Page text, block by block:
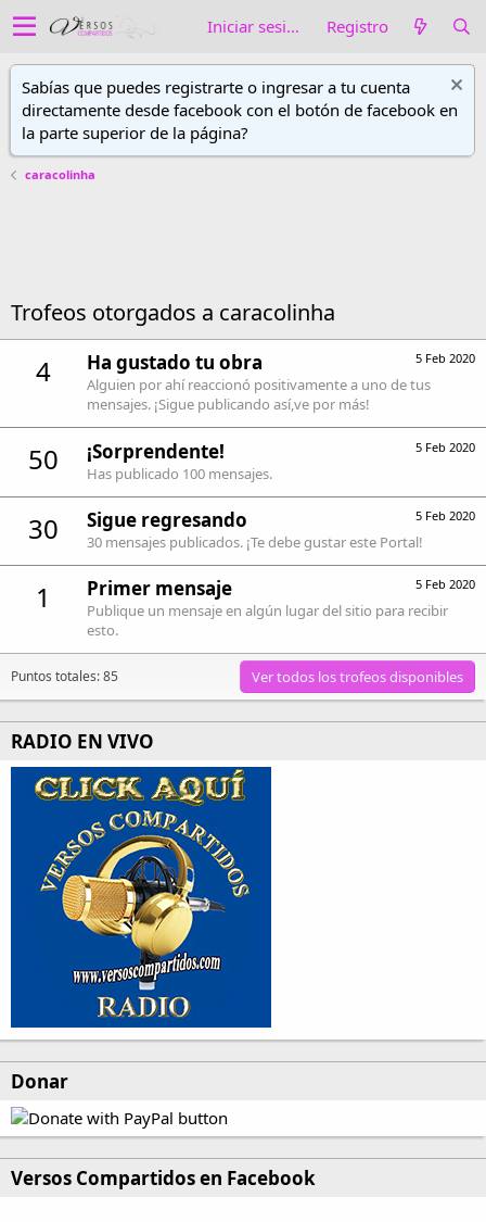
Iniciar sesión Registro
Sabías que puedes registrarte o ingresar a tu cuenta
directamente desde facebook con el botón de facebook en
la parte superior de la página?
caracolinha
Trofeos otorgados a caracolinha
4 5 Feb 2020
Ha gustado tu obra
Alguien por ahí reaccionó positivamente a uno de tus
mensajes. ¡Sigue publicando así,ve por más!
50 5 Feb 2020
¡Sorprendente!
Has publicado 100 mensajes.
30 5 Feb 2020
Sigue regresando
30 mensajes publicados. ¡Te debe gustar este Portal!
1 5 Feb 2020
Primer mensaje
Publique un mensaje en algún lugar del sitio para recibir
esto.
Puntos totales: 85 Ver todos los trofeos disponibles
RADIO EN VIVO
Donar
Versos Compartidos en Facebook